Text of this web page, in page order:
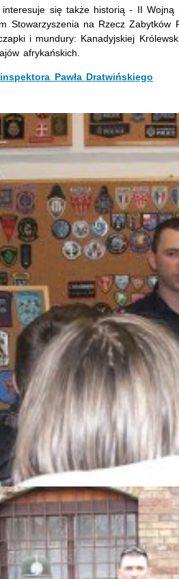
interesuje się także historią - II
Stowarzyszenia na Rzecz
i mundury: Kanadyjskiej
afrykańskich.
Pawła Dratwińskiego